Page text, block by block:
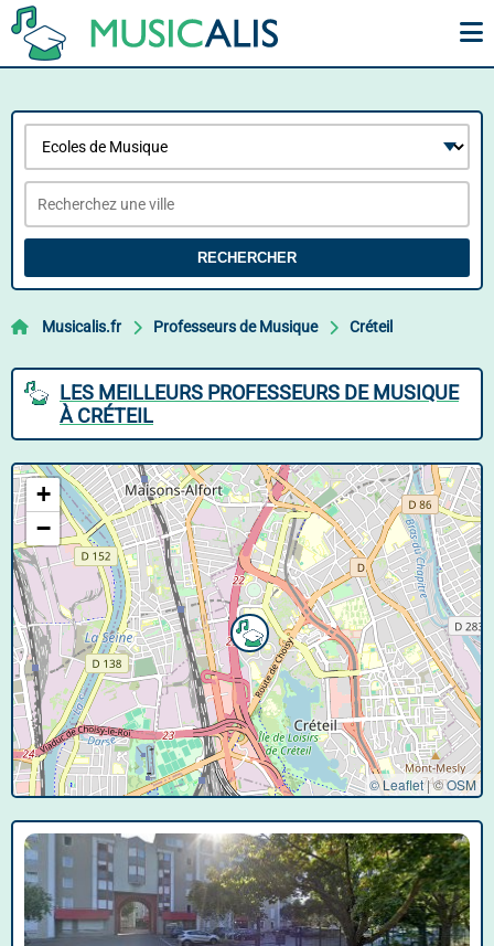
RECHERCHER
Musicalis.fr Professeurs de Musique Créteil
LES MEILLEURS PROFESSEURS DE MUSIQUE
À CRÉTEIL
+
−
© Leaflet|©OSM